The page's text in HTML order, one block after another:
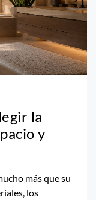
la
y
más que su
los